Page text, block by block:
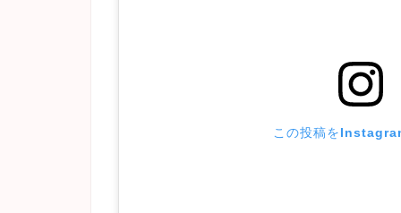
この投稿を